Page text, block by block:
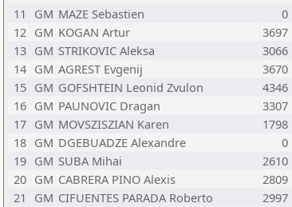
11
GM MAZE Sebastien 0
12 GM KOGAN Artur 3697
13 GM STRIKOVIC Aleksa 3066
14 GM AGREST Evgenij 3670
15 GM GOFSHTEIN Leonid Zvulon 4346
16 GM PAUNOVIC Dragan 3307
17 GM MOVSZISZIAN Karen 1798
18 GM DGEBUADZE Alexandre 0
19 GM SUBA Mihai 2610
20 GM CABRERA PINO Alexis 2809
21
GM CIFUENTES PARADA Roberto 2997